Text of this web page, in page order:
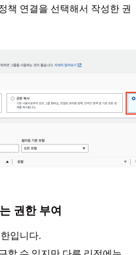
책 연결을 선택해서 작성한 권
권한 부여
입니다.